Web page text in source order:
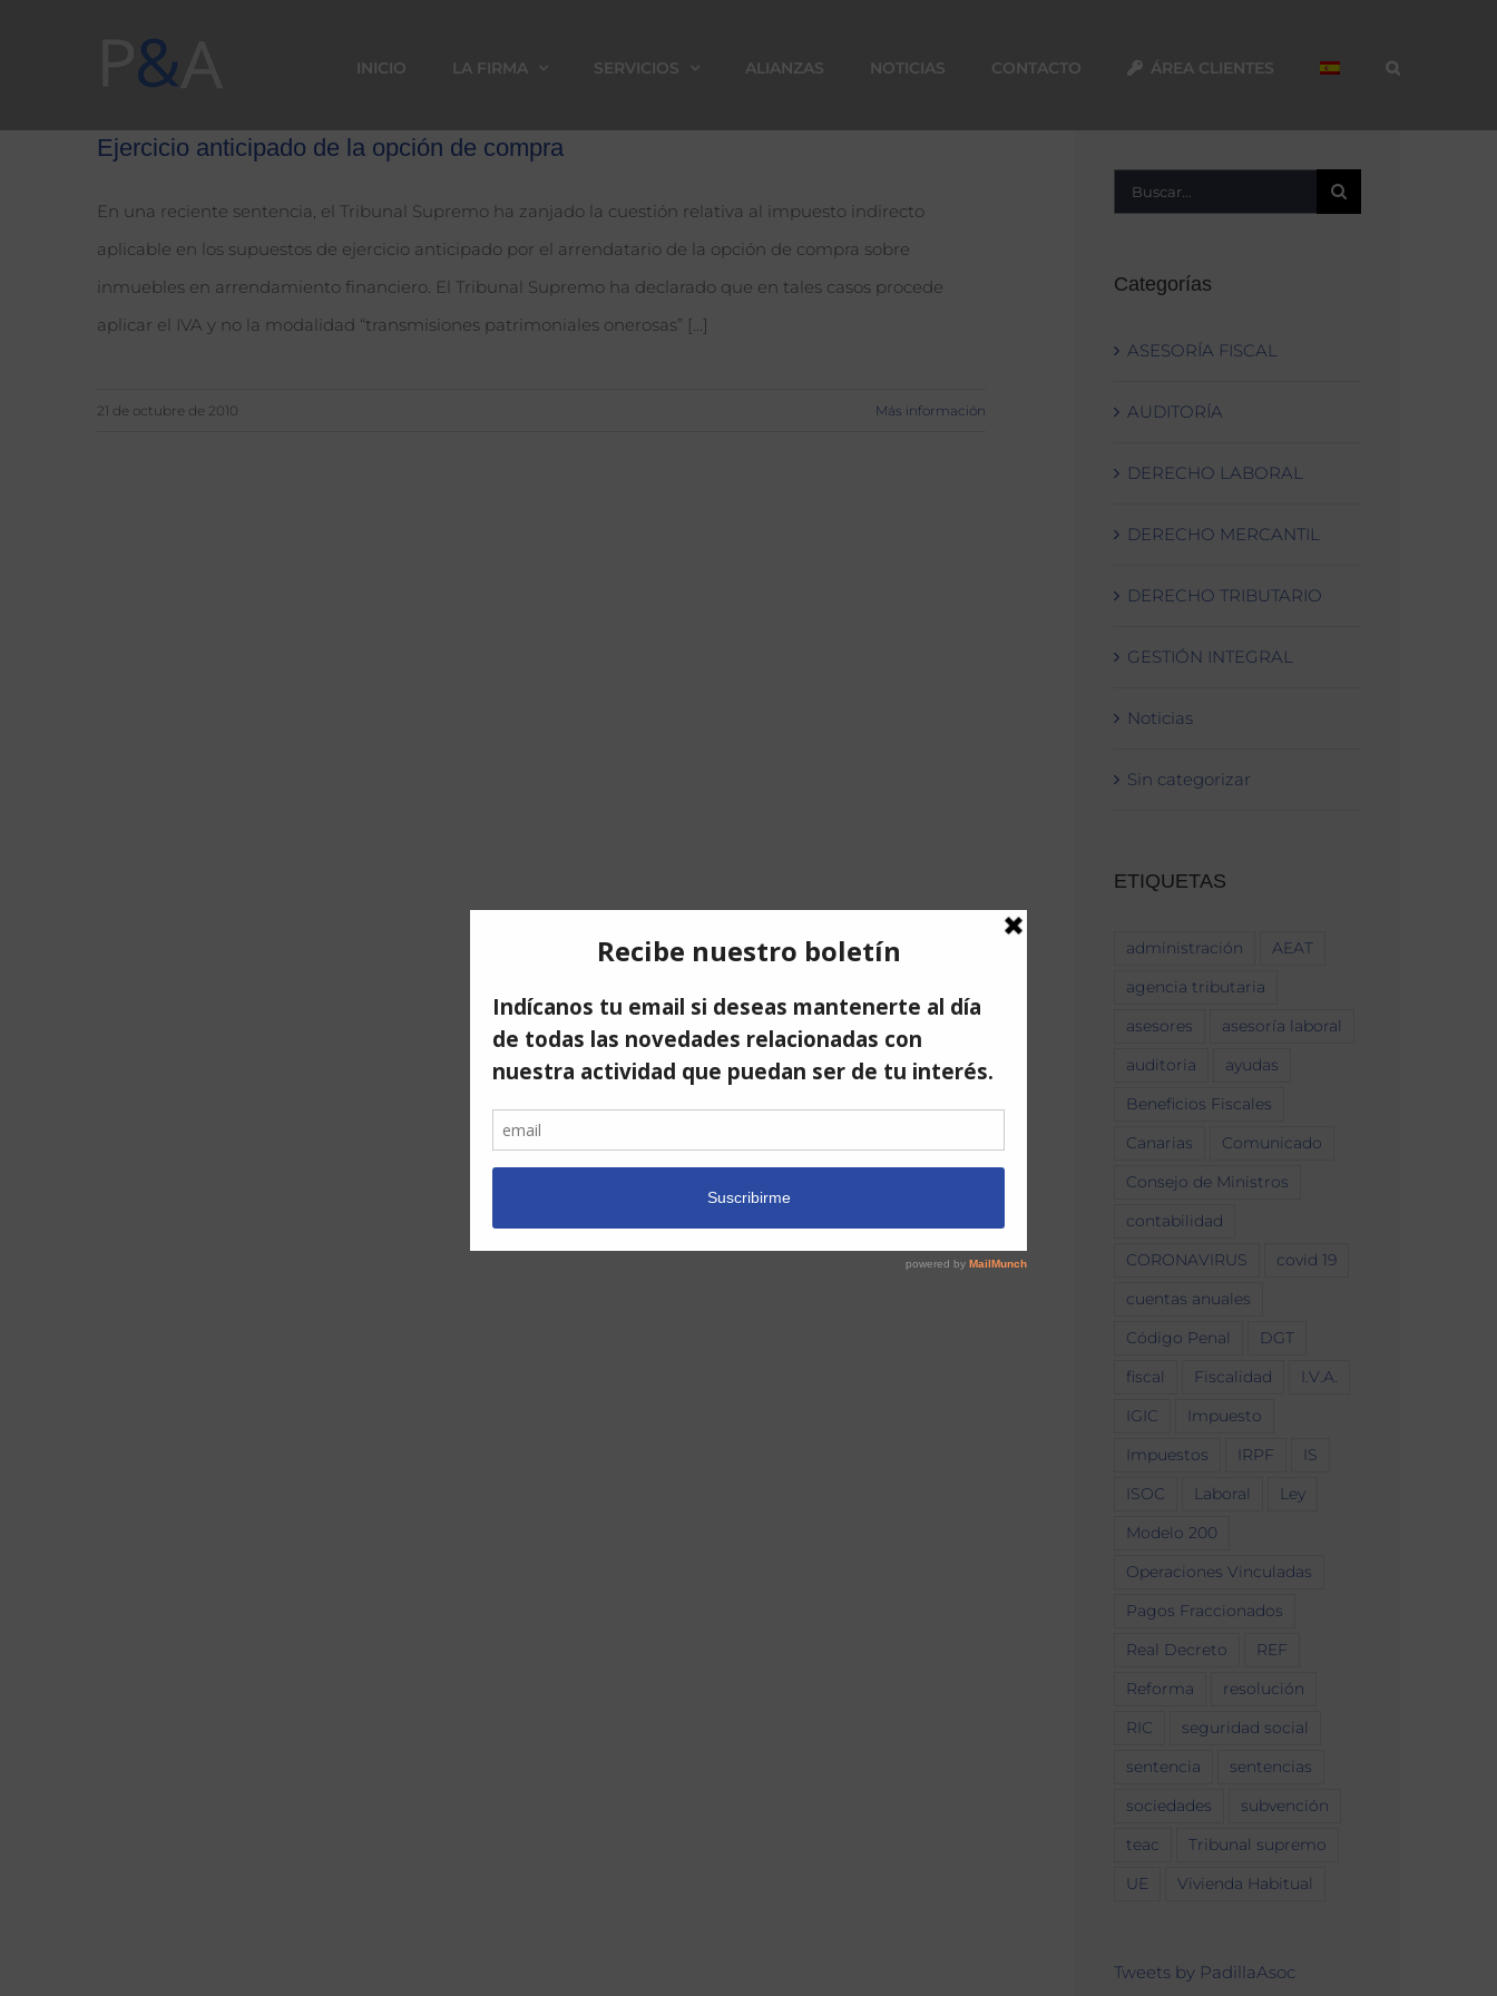
INICIO LA FIRMA SERVICIOS ALIANZAS NOTICIAS CONTACTO ÁREA CLIENTES
Ejercicio anticipado de la opción de compra
En una reciente sentencia, el Tribunal Supremo ha zanjado la cuestión relativa al impuesto indirecto
aplicable en los supuestos de ejercicio anticipado por el arrendatario de la opción de compra sobre
inmuebles en arrendamiento financiero. El Tribunal Supremo ha declarado que en tales casos procede
aplicar el IVA y no la modalidad “transmisiones patrimoniales onerosas” [...]
21 de octubre de 2010 Más información
Buscar:
Categorías
ASESORÍA FISCAL
AUDITORÍA
DERECHO LABORAL
DERECHO MERCANTIL
DERECHO TRIBUTARIO
GESTIÓN INTEGRAL
Noticias
Sin categorizar
ETIQUETAS
administración AEAT
agencia tributaria
asesores asesoría laboral
auditoria ayudas
Beneficios Fiscales
Canarias Comunicado
Consejo de Ministros
contabilidad
CORONAVIRUS covid 19
cuentas anuales
Código Penal DGT
fiscal Fiscalidad I.V.A.
IGIC Impuesto
Impuestos IRPF IS
ISOC Laboral Ley
Modelo 200
Operaciones Vinculadas
Pagos Fraccionados
Real Decreto REF
Reforma resolución
RIC seguridad social
sentencia sentencias
sociedades subvención
teac Tribunal supremo
UE Vivienda Habitual
Tweets by PadillaAsoc